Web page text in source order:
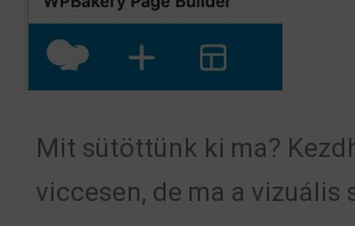
Mit sütöttünk ki ma?
viccesen, de ma a vizuális